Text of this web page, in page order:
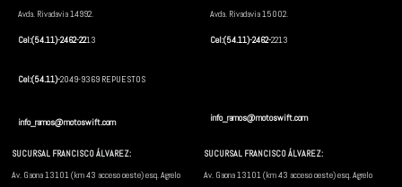
Avda. Rivadavia 14992.
Cel:(54.11)-2462-2213
Cel:(54.11)-2049-9369 REPUESTOS
info_ramos@motoswift.com
Avda. Rivadavia 15002.
Cel:(54.11)-2462-2213
info_ramos@motoswift.com
SUCURSAL FRANCISCO ÁLVAREZ:
Av. Gaona 13101 (km 43 acceso oeste) esq. Agrelo
SUCURSAL FRANCISCO ÁLVAREZ:
Av. Gaona 13101 (km 43 acceso oeste) esq. Agrelo